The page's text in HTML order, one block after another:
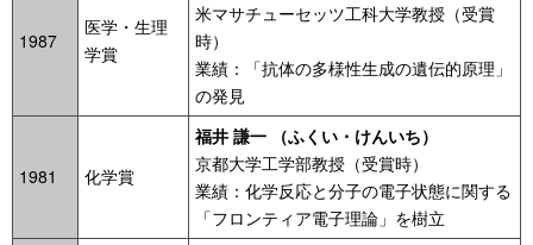
1987
医学・生理
学賞
米マサチューセッツ工科大学教授（受賞
時）
業績：「抗体の多様性生成の遺伝的原理」
の発見
1981 化学賞
福井 謙一 （ふくい・けんいち）
京都大学工学部教授（受賞時）
業績：化学反応と分子の電子状態に関する
「フロンティア電子理論」を樹立